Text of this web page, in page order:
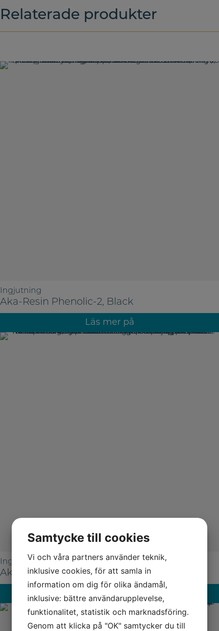
Relaterade produkter
Ingjutning
Aka-Resin Phenolic-2, Black
Läs mer på
Ingjutning
Aka-NoStick Powder
Läs mer på
Samtycke till cookies
Vi och våra partners använder teknik,
inklusive cookies, för att samla in
information om dig för olika ändamål,
inklusive: bättre användarupplevelse,
funktionalitet, statistik och marknadsföring.
Genom att klicka på "OK" samtycker du till